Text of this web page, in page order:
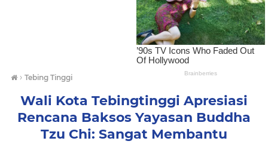
› Tebing Tinggi
Wali Kota Tebingtinggi Apresiasi
Rencana Baksos Yayasan Buddha
Tzu Chi: Sangat Membantu